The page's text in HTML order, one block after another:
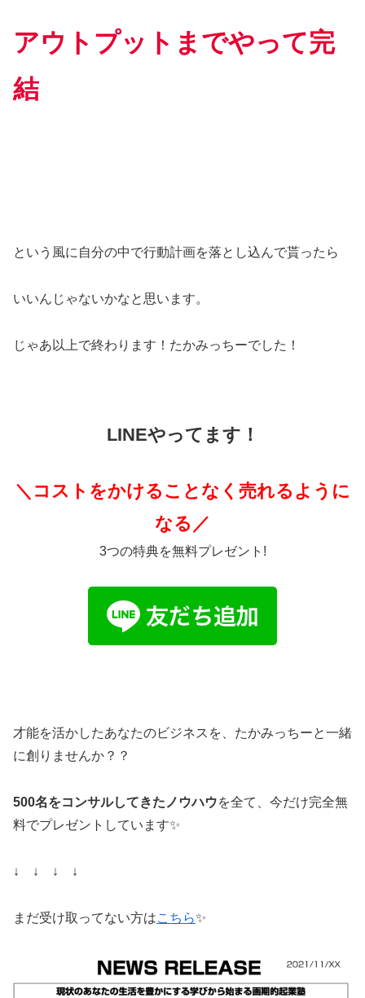
アウトプットまでやって完
結
という風に自分の中で行動計画を落とし込んで貰ったら
いいんじゃないかなと思います。
じゃあ以上で終わります！たかみっちーでした！
LINEやってます！
＼コストをかけることなく売れるように
なる／
3つの特典を無料プレゼント!
才能を活かしたあなたのビジネスを、たかみっちーと一緒
に創りませんか？？
500名をコンサルしてきたノウハウを全て、今だけ完全無
料でプレゼントしています✨
↓ ↓ ↓ ↓
まだ受け取ってない方はこちら✨